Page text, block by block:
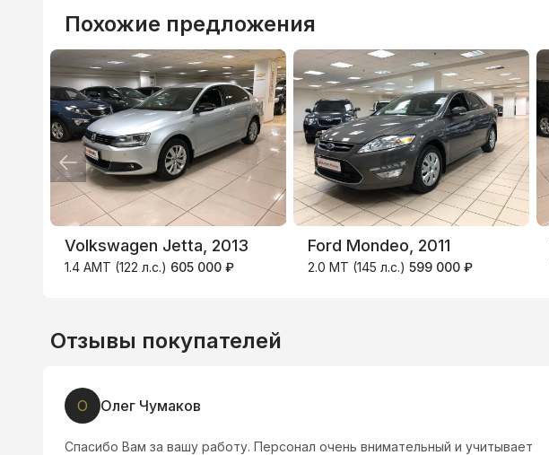
Похожие предложения
Volkswagen Jetta, 2013
1.4 AMT (122 л.с.) 605 000 ₽
Ford Mondeo, 2011
2.0 MT (145 л.с.) 599 000 ₽
ВТБ
3.9%
Отзывы покупателей
R Ragima A
Отзывчивый персонал, индивидуальный подход к каждому клиенту.